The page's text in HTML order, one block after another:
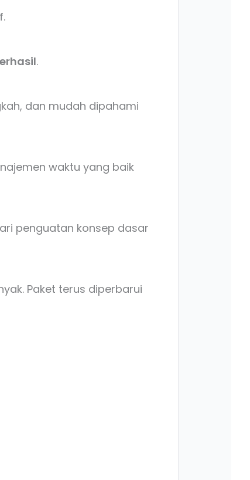
.
dan mudah dipahami
waktu yang baik
penguatan konsep dasar
Paket terus diperbarui